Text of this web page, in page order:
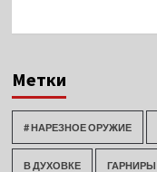
Метки
# НАРЕЗНОЕ ОРУЖИЕ
В ДУХОВКЕ ГАРНИРЫ